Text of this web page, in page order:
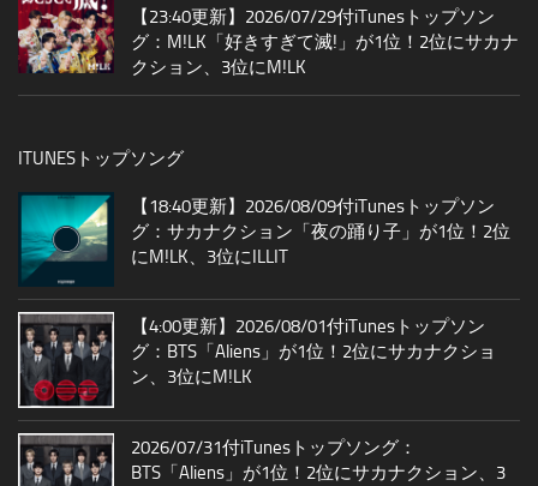
【23:40更新】2026/07/29付iTunesトップソン
グ：M!LK「好きすぎて滅!」が1位！2位にサカナ
クション、3位にM!LK
ITUNESトップソング
【18:40更新】2026/08/09付iTunesトップソン
グ：サカナクション「夜の踊り子」が1位！2位
にM!LK、3位にILLIT
【4:00更新】2026/08/01付iTunesトップソン
グ：BTS「Aliens」が1位！2位にサカナクショ
ン、3位にM!LK
2026/07/31付iTunesトップソング：
BTS「Aliens」が1位！2位にサカナクション、3